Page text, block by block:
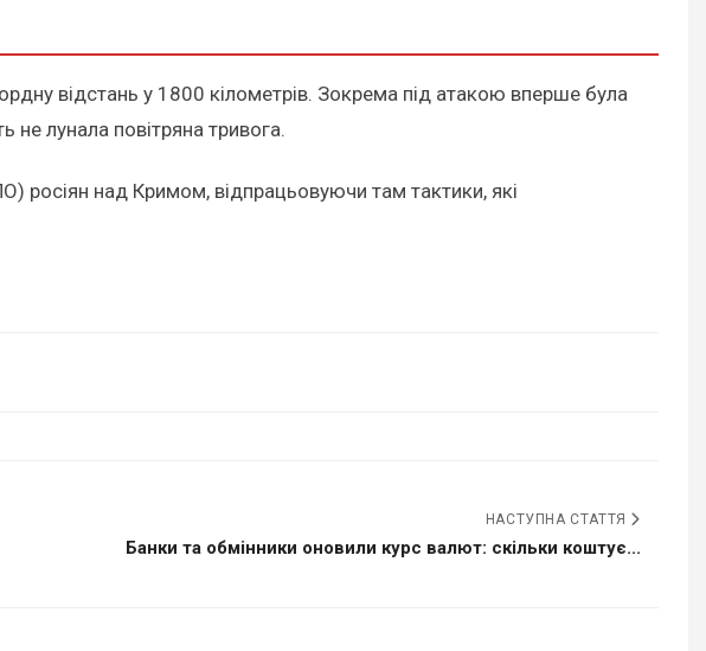
відстань у 1800 кілометрів. Зокрема під атакою вперше була
не лунала повітряна тривога.
над Кримом, відпрацьовуючи там тактики, які
НАСТУПНА СТАТТЯ
Банки та обмінники оновили курс валют: скільки коштує...